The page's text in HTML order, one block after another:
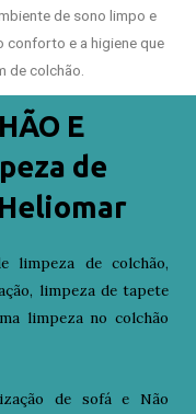
de sono limpo e
conforto e a higiene que
de colchão.
E
de
limpeza de colchão,
limpeza de tapete
limpeza no colchão
de sofá e Não